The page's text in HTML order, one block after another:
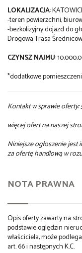
LOKALIZACJA:
-teren powierzchni,
-bezkolizyjny dojazd do
Drogowa Trasa
CZYNSZ NAJMU:
*dodatkowe
Kontakt w sprawie oferty:
więcej ofert na naszej
Niniejsze ogłoszenie
za ofertę handlową w
NOTA PRAWNA
Opis oferty zawarty na
podstawie oględzin
właściciela, może
art. 66 i następnych K.C.